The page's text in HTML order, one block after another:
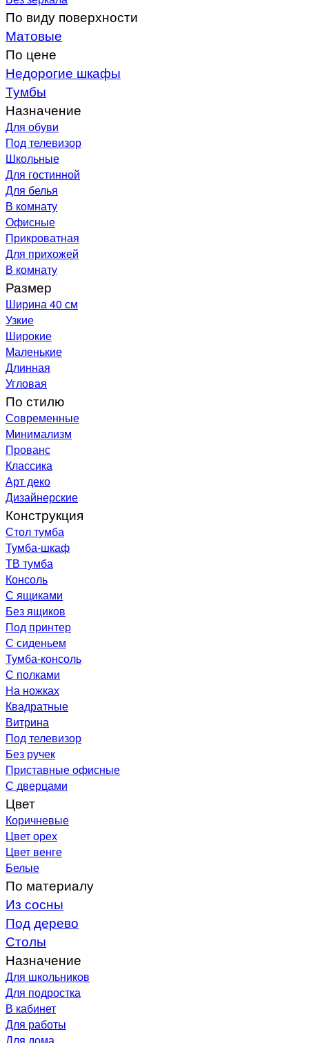
По виду поверхности
Матовые
По цене
Недорогие шкафы
Тумбы
Назначение
Для обуви
Под телевизор
Школьные
Для гостинной
Для белья
В комнату
Офисные
Прикроватная
Для прихожей
В комнату
Размер
Ширина 40 см
Узкие
Широкие
Маленькие
Длинная
Угловая
По стилю
Современные
Минимализм
Прованс
Классика
Арт деко
Дизайнерские
Конструкция
Стол тумба
Тумба-шкаф
ТВ тумба
Консоль
С ящиками
Без ящиков
Под принтер
С сиденьем
Тумба-консоль
С полками
На ножках
Квадратные
Витрина
Под телевизор
Без ручек
Приставные офисные
С дверцами
Цвет
Коричневые
Цвет орех
Цвет венге
Белые
По материалу
Из сосны
Под дерево
Столы
Назначение
Для школьников
Для подростка
В кабинет
Для работы